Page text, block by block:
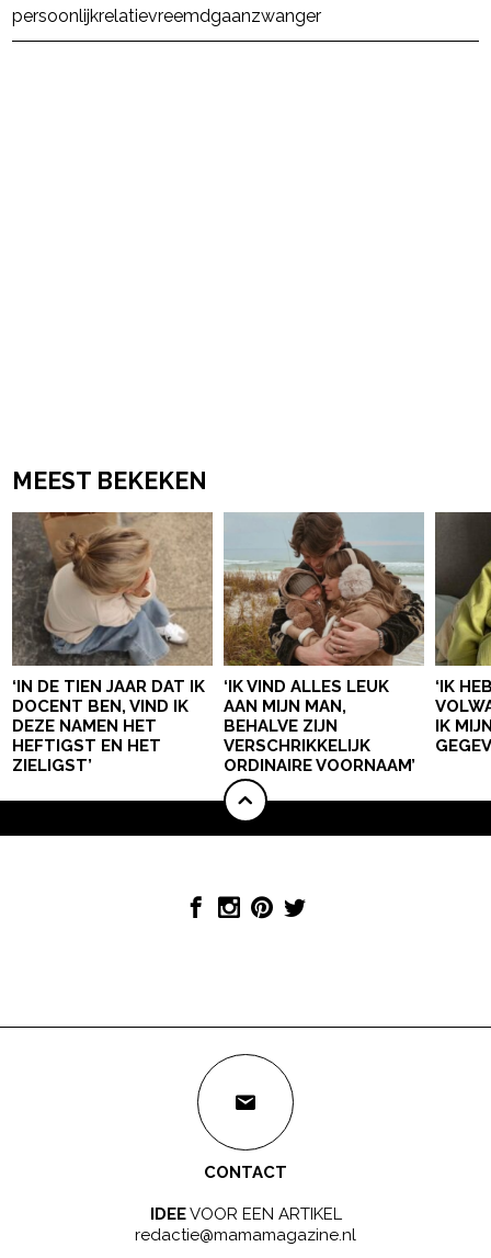
persoonlijkrelatievreemdgaanzwanger
MEEST BEKEKEN
‘IN DE TIEN JAAR DAT IK
DOCENT BEN, VIND IK
DEZE NAMEN HET
HEFTIGST EN HET
ZIELIGST’
‘IK VIND ALLES LEUK
AAN MIJN MAN,
BEHALVE ZIJN
VERSCHRIKKELIJK
ORDINAIRE VOORNAAM’
‘IK
IK
CONTACT
IDEEVOOR EEN ARTIKEL
redactie@mamamagazine.nl